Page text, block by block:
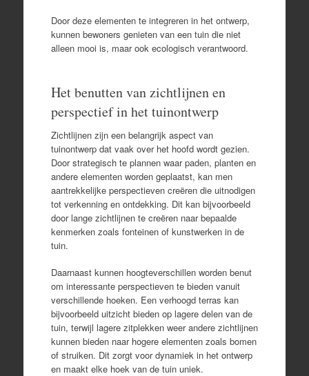
Door deze elementen te integreren in het ontwerp,
kunnen bewoners genieten van een tuin die niet
alleen mooi is, maar ook ecologisch verantwoord.
Het benutten van zichtlijnen en
perspectief in het tuinontwerp
Zichtlijnen zijn een belangrijk aspect van
tuinontwerp dat vaak over het hoofd wordt gezien.
Door strategisch te plannen waar paden, planten en
andere elementen worden geplaatst, kan men
aantrekkelijke perspectieven creëren die uitnodigen
tot verkenning en ontdekking. Dit kan bijvoorbeeld
door lange zichtlijnen te creëren naar bepaalde
kenmerken zoals fonteinen of kunstwerken in de
tuin.
Daarnaast kunnen hoogteverschillen worden benut
om interessante perspectieven te bieden vanuit
verschillende hoeken. Een verhoogd terras kan
bijvoorbeeld uitzicht bieden op lagere delen van de
tuin, terwijl lagere zitplekken weer andere zichtlijnen
kunnen bieden naar hogere elementen zoals bomen
of struiken. Dit zorgt voor dynamiek in het ontwerp
en maakt elke hoek van de tuin uniek.